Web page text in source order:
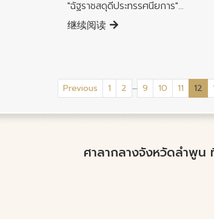
"ฉัฐราชสดุดีประทรรศนียการ"...
继续阅读
Previous 1 2 ... 9 10 11 12
ศาลากลางจังหวัดลำพูน